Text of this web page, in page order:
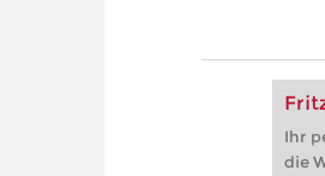
Ihr
die